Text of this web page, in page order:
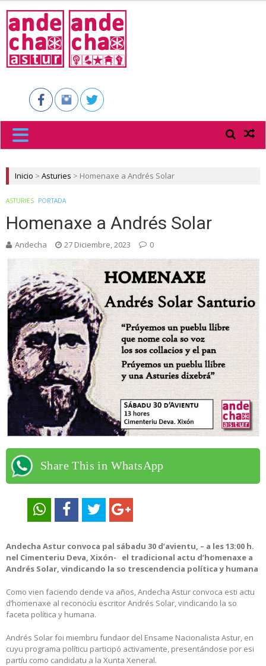
ASTUR
Inicio > Asturies > Homenaxe a Andrés Solar
ASTURIES PORTADA
Homenaxe a Andrés Solar
Andecha 27 Diciembre, 2023 0
Share This in WhatsApp
Andecha Astur convoca pal sábadu 30 d’avientu, – a les 13:00 h.
nel Cimenteriu Deva, Xixón- el tradicional actu d’homenaxe a
Andrés Solar, vindicando la so trescendencia política y humana
Como vien faciendo dende va años, Andecha Astur convoca esti actu
d’homenaxe al reconocíu escritor Andrés Solar, vindicando la so
faceta política y humana.
Andrés Solar foi miembru fundaor del Ensame Nacionalista Astur, en
cuyu programa políticu participó activamente, presentándose por esi
partíu como candidatu a la Xunta Xeneral.